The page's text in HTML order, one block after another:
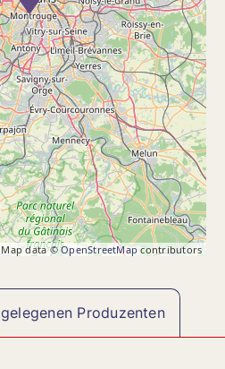
data ©OpenStreetMapcontributors
Produzenten